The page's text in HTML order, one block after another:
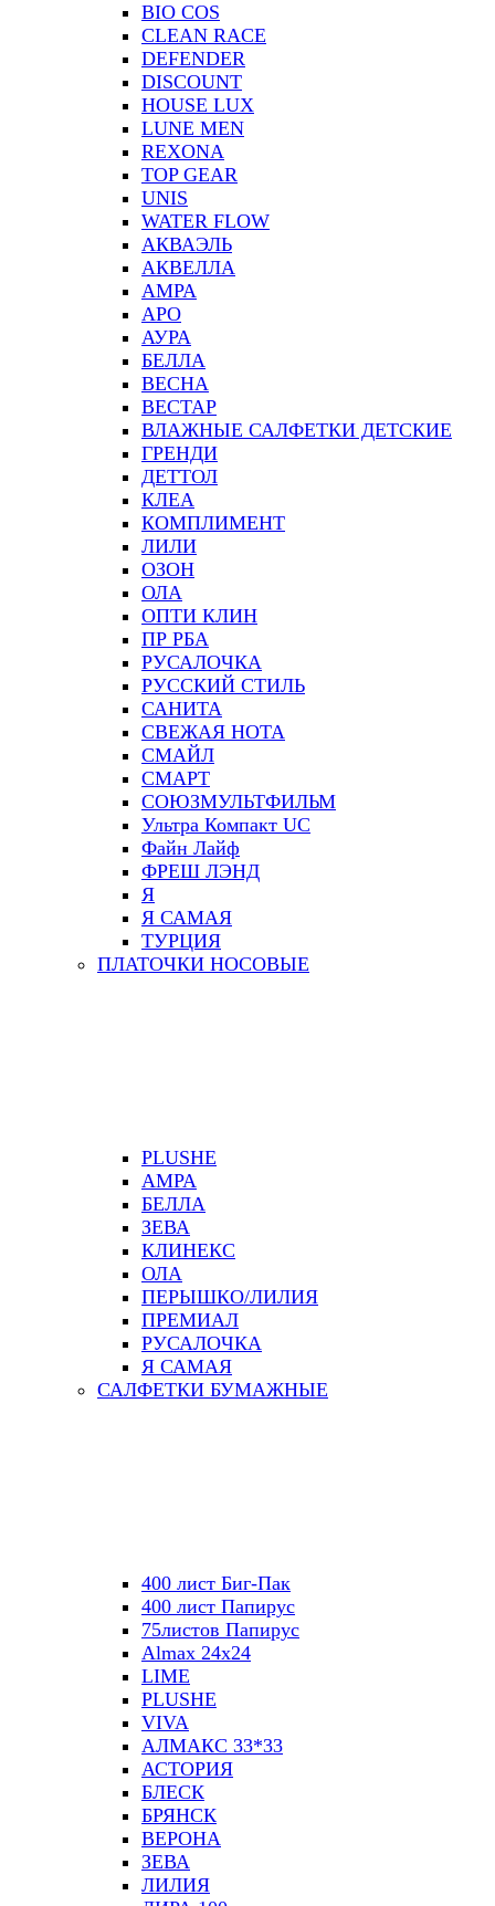
BIO COS
CLEAN RACE
DEFENDER
DISCOUNT
HOUSE LUX
LUNE MEN
REXONA
TOP GEAR
UNIS
WATER FLOW
АКВАЭЛЬ
АКВЕЛЛА
АМРА
АРО
АУРА
БЕЛЛА
ВЕСНА
ВЕСТАР
ВЛАЖНЫЕ САЛФЕТКИ ДЕТСКИЕ
ГРЕНДИ
ДЕТТОЛ
КЛЕА
КОМПЛИМЕНТ
ЛИЛИ
ОЗОН
ОЛА
ОПТИ КЛИН
ПР РБА
РУСАЛОЧКА
РУССКИЙ СТИЛЬ
САНИТА
СВЕЖАЯ НОТА
СМАЙЛ
СМАРТ
СОЮЗМУЛЬТФИЛЬМ
Ультра Компакт UC
Файн Лайф
ФРЕШ ЛЭНД
Я
Я САМАЯ
ТУРЦИЯ
ПЛАТОЧКИ НОСОВЫЕ
PLUSHE
АМРА
БЕЛЛА
ЗЕВА
КЛИНЕКС
ОЛА
ПЕРЫШКО/ЛИЛИЯ
ПРЕМИАЛ
РУСАЛОЧКА
Я САМАЯ
САЛФЕТКИ БУМАЖНЫЕ
400 лист Биг-Пак
400 лист Папирус
75листов Папирус
Almax 24х24
LIME
PLUSHE
VIVA
АЛМАКС 33*33
АСТОРИЯ
БЛЕСК
БРЯНСК
ВЕРОНА
ЗЕВА
ЛИЛИЯ